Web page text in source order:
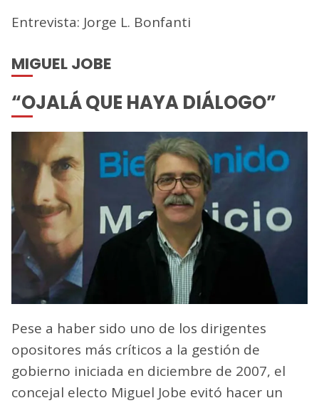
Entrevista: Jorge L. Bonfanti
MIGUEL JOBE
“OJALÁ QUE HAYA DIÁLOGO”
Pese a haber sido uno de los dirigentes
opositores más críticos a la gestión de
gobierno iniciada en diciembre de 2007, el
concejal electo Miguel Jobe evitó hacer un